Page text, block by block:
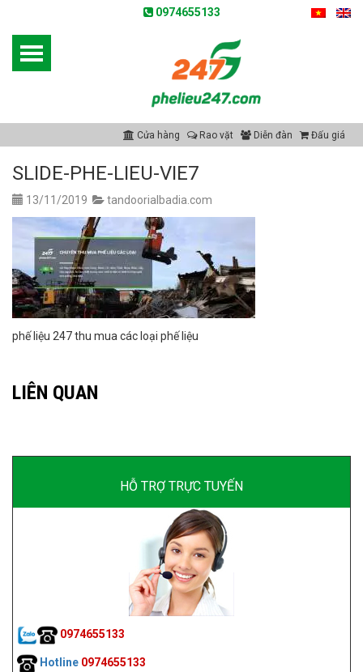
0974655133
Cửa hàng Rao vặt Diễn đàn Đấu giá
SLIDE-PHE-LIEU-VIE7
13/11/2019 tandoorialbadia.com
phế liệu 247 thu mua các loại phế liệu
LIÊN QUAN
HỖ TRỢ TRỰC TUYẾN
0974655133
Hotline 0974655133